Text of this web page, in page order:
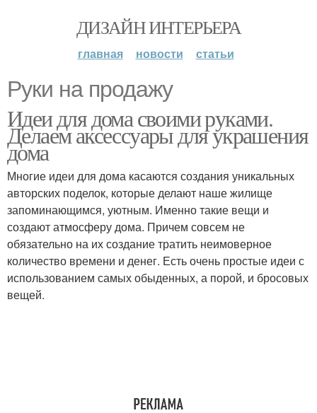
ДИЗАЙН ИНТЕРЬЕРА
главная новости статьи
Руки на продажу
Идеи для дома своими руками.
Делаем аксессуары для украшения
дома
Многие идеи для дома касаются создания уникальных
авторских поделок, которые делают наше жилище
запоминающимся, уютным. Именно такие вещи и
создают атмосферу дома. Причем совсем не
обязательно на их создание тратить неимоверное
количество времени и денег. Есть очень простые идеи с
использованием самых обыденных, а порой, и бросовых
вещей.